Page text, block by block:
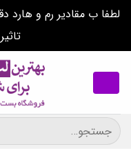
لطفا ب مقادیر رم و
content
جستجو
برای: